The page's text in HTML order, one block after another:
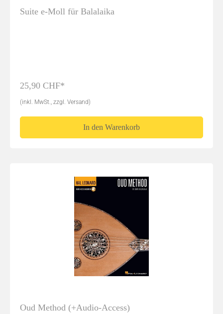
Suite e-Moll für Balalaika
25,90 CHF*
(inkl. MwSt., zzgl. Versand)
In den Warenkorb
Oud Method (+Audio-Access)